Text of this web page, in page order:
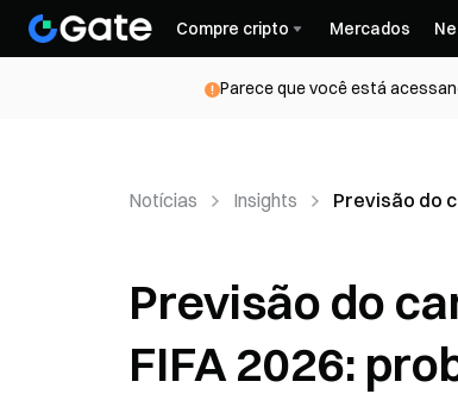
Compre cripto Mercados
Parece que você está
Notícias Insights Previsão do
Previsão do
FIFA 2026: